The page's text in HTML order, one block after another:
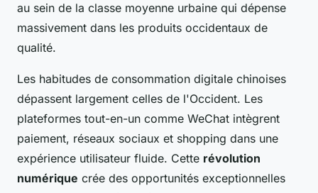
au sein de la classe moyenne urbaine qui dépense
massivement dans les produits occidentaux de
qualité.
Les habitudes de consommation digitale chinoises
dépassent largement celles de l'Occident. Les
plateformes tout-en-un comme WeChat intègrent
paiement, réseaux sociaux et shopping dans une
expérience utilisateur fluide. Cette révolution
numérique crée des opportunités exceptionnelles